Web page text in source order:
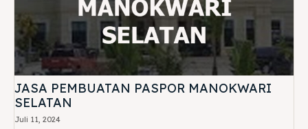
JASA PEMBUATAN PASPOR MANOKWARI
SELATAN
Juli 11, 2024